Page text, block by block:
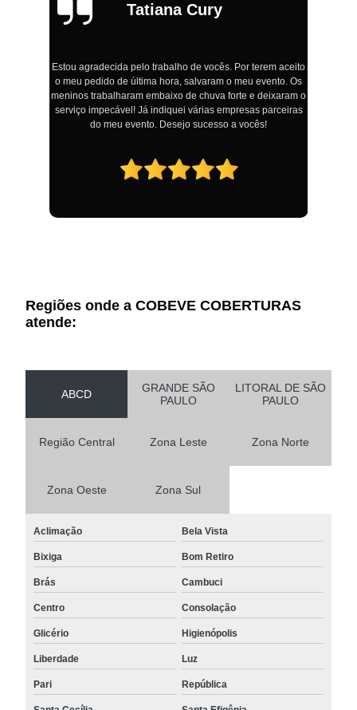
Tatiana Cury
Estou agradecida pelo trabalho de vocês. Por terem aceito
o meu pedido de última hora, salvaram o meu evento. Os
meninos trabalharam embaixo de chuva forte e deixaram o
serviço impecável! Já indiquei várias empresas parceiras
do meu evento. Desejo sucesso a vocês!
Regiões onde a COBEVE COBERTURAS
atende:
ABCD
GRANDE SÃO
PAULO
LITORAL DE SÃO
PAULO
Região Central Zona Leste Zona Norte
Zona Oeste Zona Sul
Aclimação Bela Vista
Bixiga Bom Retiro
Brás Cambuci
Centro Consolação
Glicério Higienópolis
Liberdade Luz
Pari República